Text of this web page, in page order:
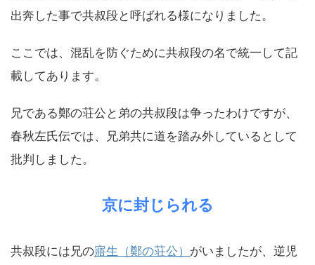
出奔した事で共叔段と呼ばれる様になりました。
ここでは、混乱を防ぐために共叔段の名で統一して記
載してあります。
兄である鄭の荘公と弟の共叔段は争ったわけですが、
春秋左氏伝では、兄弟共に道を踏み外しているとして
批判しました。
京に封じられる
共叔段には兄の寤生（鄭の荘公） がいましたが、逆児